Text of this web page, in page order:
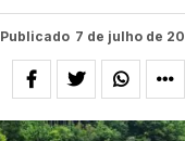
Publicado 7 de julho de